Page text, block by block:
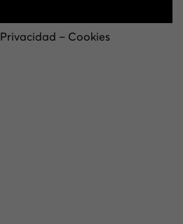
Privacidad – Cookies